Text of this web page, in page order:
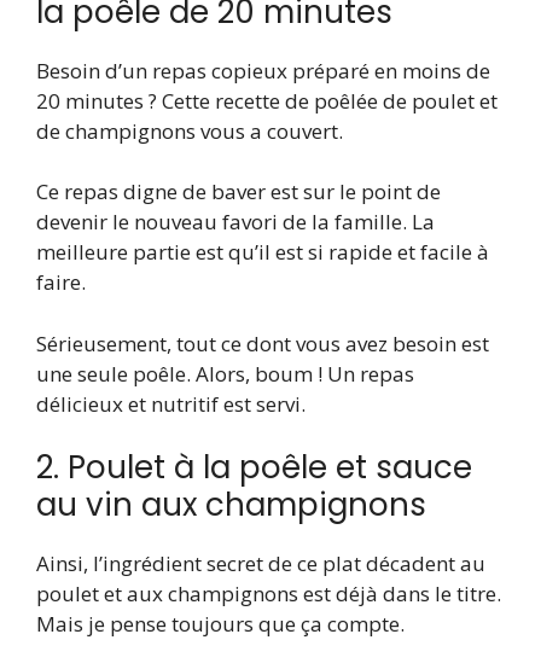
la poêle de 20 minutes
Besoin d’un repas copieux préparé en moins de
20 minutes ? Cette recette de poêlée de poulet et
de champignons vous a couvert.
Ce repas digne de baver est sur le point de
devenir le nouveau favori de la famille. La
meilleure partie est qu’il est si rapide et facile à
faire.
Sérieusement, tout ce dont vous avez besoin est
une seule poêle. Alors, boum ! Un repas
délicieux et nutritif est servi.
2. Poulet à la poêle et sauce
au vin aux champignons
Ainsi, l’ingrédient secret de ce plat décadent au
poulet et aux champignons est déjà dans le titre.
Mais je pense toujours que ça compte.